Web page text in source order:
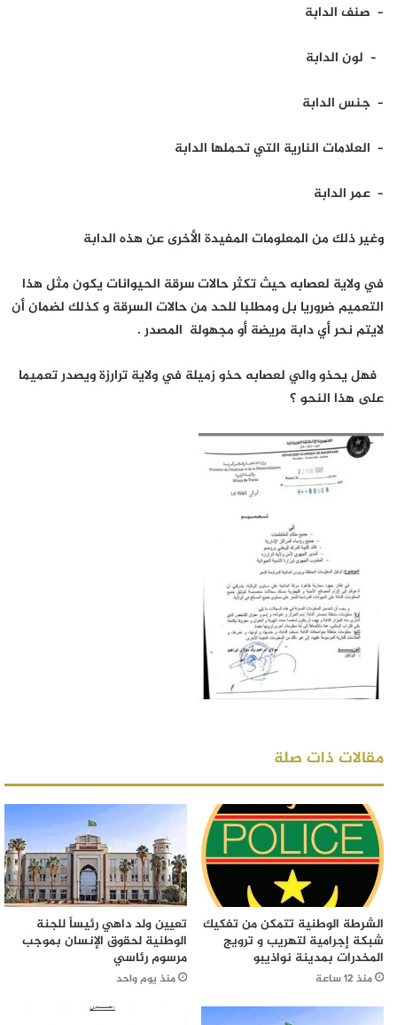
– صنف الدابة
– لون الدابة
– جنس الدابة
– العلامات النارية التي تحملها الدابة
– عمر الدابة
وغير ذلك من المعلومات المفيدة الأخرى عن هذه الدابة
في ولاية لعصابه حيث تكثر حالات سرقة الحيوانات يكون مثل هذا
التعميم ضروريا بل ومطلبا للحد من حالات السرقة و كذلك لضمان أن
لايتم نحر أي دابة مريضة أو مجهولة المصدر .
فهل يحذو والي لعصابه حذو زميلة في ولاية ترارزة ويصدر تعميما
على هذا النحو ؟
مقالات ذات صلة
الشرطة الوطنية تتمكن من تفكيك
شبكة إجرامية لتهريب و ترويج
المخدرات بمدينة نواذيبو
منذ 12 ساعة
تعيين ولد داهي رئيساً للجنة
الوطنية لحقوق الإنسان بموجب
مرسوم رئاسي
منذ يوم واحد